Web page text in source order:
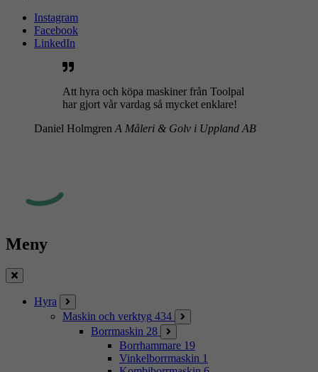
Instagram
Facebook
LinkedIn
Att hyra och köpa maskiner från Toolpal
har gjort vår vardag så mycket enklare!
Daniel Holmgren A Måleri & Golv i Uppland AB
Meny
Stäng
Hyra
Maskin och verktyg 434
Borrmaskin 28
Borrhammare 19
Vinkelborrmaskin 1